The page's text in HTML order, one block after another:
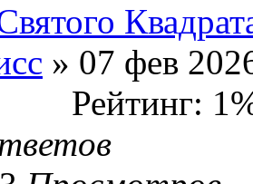
» 07 фев
Рейтинг: